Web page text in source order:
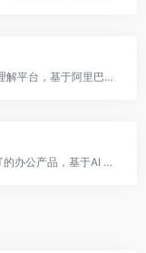
通义听悟是阿里云旗下的 AI 音视频内容理解平台，基于阿里巴巴自研的通义大模型，专注于将音频和视频内容转化为结构化的文字记录和智能摘要。
ChatPPT为必优科技旗下国内AI生成PPT的办公产品，基于AI Chat指令式内容生成与创作，辅助职场办公人工更高效去创作PPT文档，目前接入超过350+指令集，可以在1分钟内完成全篇PPT生成、设计与排版。